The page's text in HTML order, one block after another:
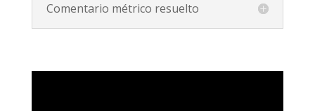
Comentario métrico resuelto